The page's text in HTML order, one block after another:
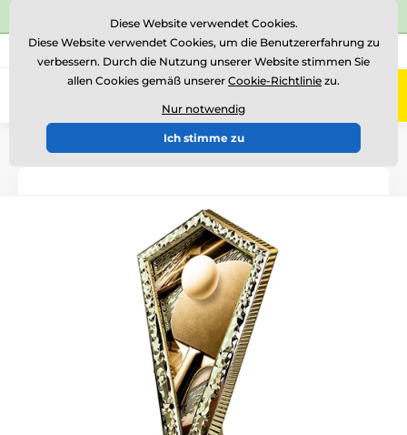
⭐Siehe 504 verifizierte Bewertungen auf
Rufen Sie uns an (Mo-Fr 15-18) +43 676 361 37 22
0
Einführung Acryltrophäen AYR1
Diese Website verwendet Cookies.
Diese Website verwendet Cookies, um die Benutzererfahrung zu
verbessern. Durch die Nutzung unserer Website stimmen Sie
allen Cookies gemäß unserer Cookie-Richtlinie zu.
Nur notwendig
Ich stimme zu